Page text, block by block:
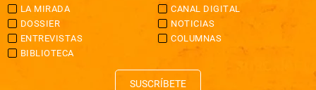
LA MIRADA
CANAL DIGITAL
DOSSIER
NOTICIAS
ENTREVISTAS
COLUMNAS
BIBLIOTECA
SUSCRÍBETE